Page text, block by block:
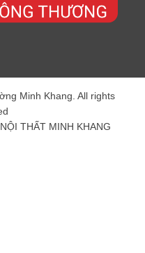
Minh Khang. All rights
THẤT MINH KHANG